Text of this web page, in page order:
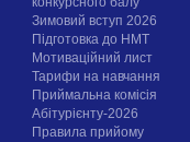
Зимовий вступ 2026
Підготовка до НМТ
Мотиваційний лист
Тарифи на навчання
Приймальна комісія
Абітурієнту-2026
Правила прийому